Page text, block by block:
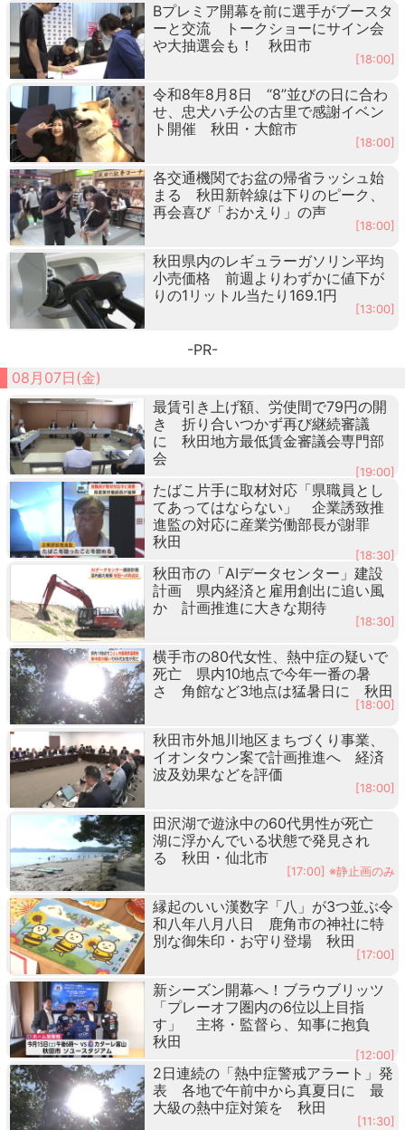
Bプレミア開幕を前に選手がブースタ
ーと交流 トークショーにサイン会
や大抽選会も！ 秋田市
[18:00]
令和8年8月8日 “8”並びの日に合わ
せ、忠犬ハチ公の古里で感謝イベン
ト開催 秋田・大館市
[18:00]
各交通機関でお盆の帰省ラッシュ始
まる 秋田新幹線は下りのピーク、
再会喜び「おかえり」の声
[18:00]
秋田県内のレギュラーガソリン平均
小売価格 前週よりわずかに値下が
りの1リットル当たり169.1円
[13:00]
-PR-
08月07日(金)
最賃引き上げ額、労使間で79円の開
き 折り合いつかず再び継続審議
に 秋田地方最低賃金審議会専門部
会
[19:00]
たばこ片手に取材対応「県職員とし
てあってはならない」 企業誘致推
進監の対応に産業労働部長が謝罪
秋田
[18:30]
秋田市の「AIデータセンター」建設
計画 県内経済と雇用創出に追い風
か 計画推進に大きな期待
[18:30]
横手市の80代女性、熱中症の疑いで
死亡 県内10地点で今年一番の暑
さ 角館など3地点は猛暑日に 秋田
[18:00]
秋田市外旭川地区まちづくり事業、
イオンタウン案で計画推進へ 経済
波及効果などを評価
[18:00]
田沢湖で遊泳中の60代男性が死亡
湖に浮かんでいる状態で発見され
る 秋田・仙北市
[17:00] ※静止画のみ
縁起のいい漢数字「八」が3つ並ぶ令
和八年八月八日 鹿角市の神社に特
別な御朱印・お守り登場 秋田
[17:00]
新シーズン開幕へ！ブラウブリッツ
「プレーオフ圏内の6位以上目指
す」 主将・監督ら、知事に抱負
秋田
[12:00]
2日連続の「熱中症警戒アラート」発
表 各地で午前中から真夏日に 最
大級の熱中症対策を 秋田
[11:30]